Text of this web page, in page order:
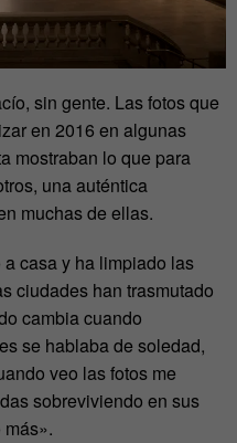
sin gente. Las fotos que
en 2016 en algunas
mostraban lo que para
una auténtica
muchas de ellas.
casa y ha limpiado las
ciudades han trasmutado
cambia cuando
se hablaba de soledad,
veo las fotos me
sobreviviendo en sus